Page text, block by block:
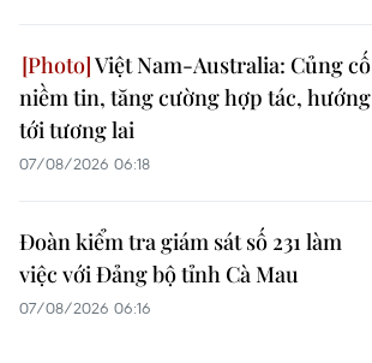
Việt Nam-Australia: Củng cố
niềm tin, tăng cường hợp tác, hướng
tới tương lai
07/08/2026 06:18
Đoàn kiểm tra giám sát số 231 làm
việc với Đảng bộ tỉnh Cà Mau
07/08/2026 06:16